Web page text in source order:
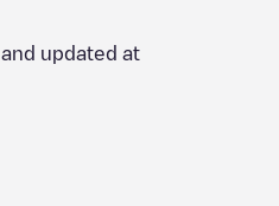
and updated at